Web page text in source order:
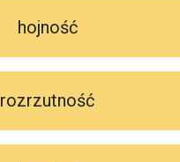
hojność
rozrzutność